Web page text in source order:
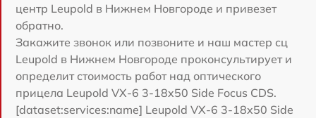
центр Leupold в Нижнем Новгороде и привезет
обратно.
Закажите звонок или позвоните и наш мастер сц
Leupold в Нижнем Новгороде проконсультирует и
определит стоимость работ над оптического
прицела Leupold VX-6 3-18x50 Side Focus CDS.
[dataset:services:name] Leupold VX-6 3-18x50 Side